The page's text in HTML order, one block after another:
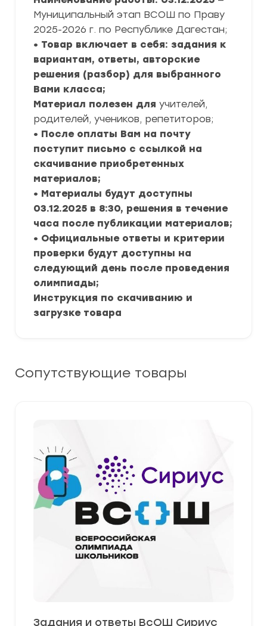
Муниципальный этап ВСОШ по Праву
2025-2026 г. по Республике Дагестан;
• Товар включает в себя: задания к
вариантам, ответы, авторские
решения (разбор) для выбранного
Вами класса;
Материал полезен для учителей,
родителей, учеников, репетиторов;
• После оплаты Вам на почту
поступит письмо с ссылкой на
скачивание приобретенных
материалов;
• Материалы будут доступны
03.12.2025 в 8:30, решения в течение
часа после публикации материалов;
• Официальные ответы и критерии
проверки будут доступны на
следующий день после проведения
олимпиады;
Инструкция по скачиванию и
загрузке товара
Сопутствующие товары
Задания и ответы ВсОШ Сириус